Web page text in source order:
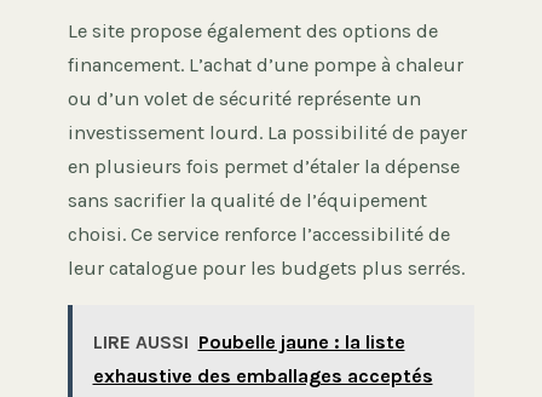
Le site propose également des options de
financement. L’achat d’une pompe à chaleur
ou d’un volet de sécurité représente un
investissement lourd. La possibilité de payer
en plusieurs fois permet d’étaler la dépense
sans sacrifier la qualité de l’équipement
choisi. Ce service renforce l’accessibilité de
leur catalogue pour les budgets plus serrés.
LIRE AUSSI Poubelle jaune : la liste
exhaustive des emballages acceptés